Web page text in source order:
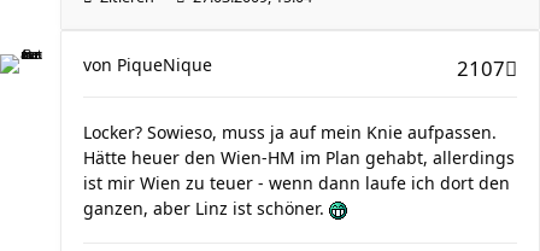
2107
von PiqueNique
Locker? Sowieso, muss ja auf mein Knie aufpassen.
Hätte heuer den Wien-HM im Plan gehabt, allerdings
ist mir Wien zu teuer - wenn dann laufe ich dort den
ganzen, aber Linz ist schöner.